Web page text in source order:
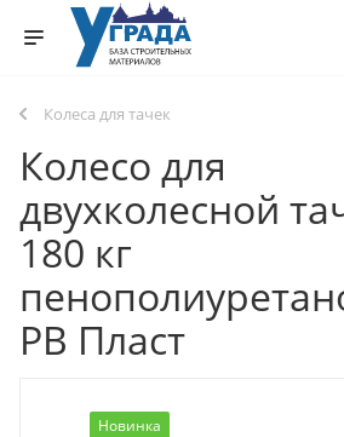
Колеса для тачек
Колесо для
двухколесной
180 кг
РВ Пласт
Новинка